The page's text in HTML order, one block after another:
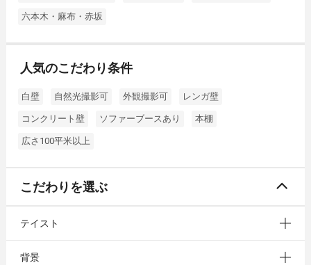
六本木・麻布・赤坂
人気のこだわり条件
白壁 自然光撮影可 外観撮影可 レンガ壁
コンクリート壁 ソファーブースあり 本棚
広さ100平米以上
こだわりを選ぶ
テイスト
背景